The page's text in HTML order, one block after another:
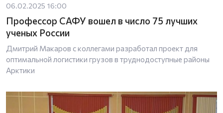
06.02.2025 16:00
Профессор САФУ вошел в число 75 лучших
ученых России
Дмитрий Макаров с коллегами разработал проект для
оптимальной логистики грузов в труднодоступные районы
Арктики